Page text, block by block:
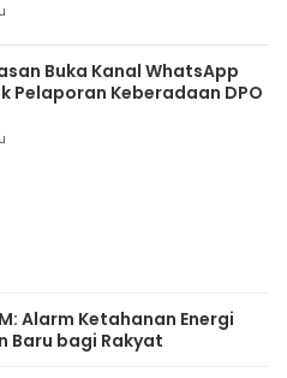
Buka Kanal WhatsApp
Pelaporan Keberadaan DPO
Alarm Ketahanan Energi
Baru bagi Rakyat